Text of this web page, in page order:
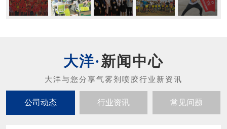
新闻中心
公司动态 行业资讯 常见问题